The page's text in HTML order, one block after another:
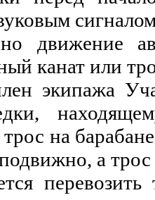
движение
канат или
экипажа
на
а